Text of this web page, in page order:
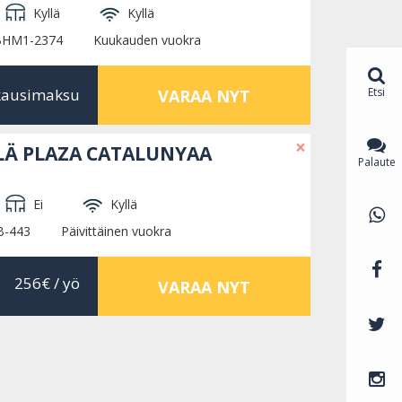
Kyllä
Kyllä
2374
Kuukauden vuokra
VARAA NYT
×
PLAZA CATALUNYAA
Ei
Kyllä
443
Päivittäinen vuokra
256€/ yö VARAA NYT
Etsi
Palaute